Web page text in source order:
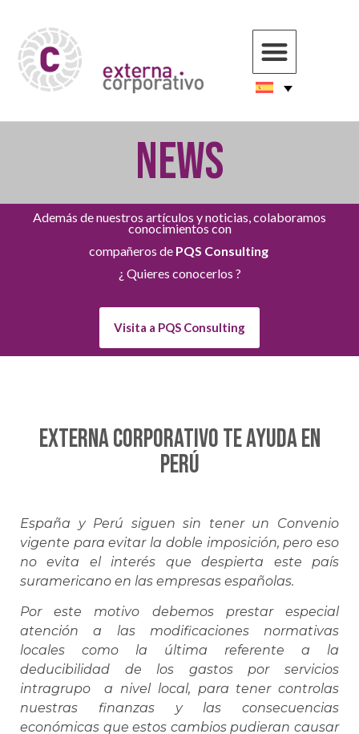
NEWS
Además de nuestros artículos y noticias, colaboramos
conocimientos con
compañeros de PQS Consulting
¿ Quieres conocerlos ?
Visita a PQS Consulting
EXTERNA CORPORATIVO te ayuda en
PERÚ
España y Perú siguen sin tener un Convenio
vigente para evitar la doble imposición, pero eso
no evita el interés que despierta este país
suramericano en las empresas españolas.
Por este motivo debemos prestar especial
atención a las modificaciones normativas
locales como la última referente a la
deducibilidad de los gastos por servicios
intragrupo a nivel local, para tener controlas
nuestras finanzas y las consecuencias
económicas que estos cambios pudieran causar